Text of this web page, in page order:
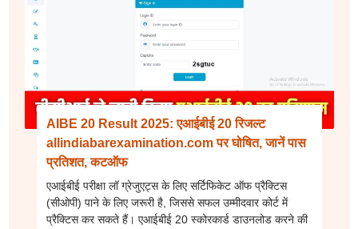
AIBE 20 Result 2025: एआईबीई 20 रिजल्ट
allindiabarexamination.com पर घोषित, जानें पास
प्रतिशत, कटऑफ
एआईबीई परीक्षा लॉ ग्रेजुएट्स के लिए सर्टिफिकेट ऑफ प्रैक्टिस
(सीओपी) पाने के लिए जरूरी है, जिससे सफल उम्मीदवार कोर्ट में
प्रैक्टिस कर सकते हैं। एआईबीई 20 स्कोरकार्ड डाउनलोड करने की